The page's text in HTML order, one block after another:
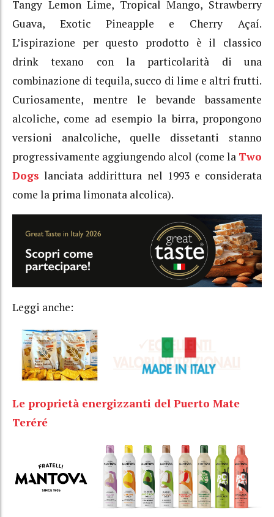
Tangy Lemon Lime, Tropical Mango, Strawberry
Guava, Exotic Pineapple e Cherry Açaí.
L’ispirazione per questo prodotto è il classico
drink texano con la particolarità di una
combinazione di tequila, succo di lime e altri frutti.
Curiosamente, mentre le bevande bassamente
alcoliche, come ad esempio la birra, propongono
versioni analcoliche, quelle dissetanti stanno
progressivamente aggiungendo alcol (come la Two
Dogs lanciata addirittura nel 1993 e considerata
come la prima limonata alcolica).
Leggi anche:
Le proprietà energizzanti del Puerto Mate
Teréré